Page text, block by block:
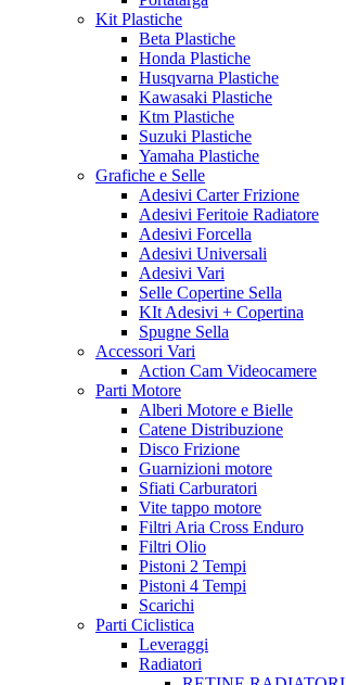
Kit Plastiche
Beta Plastiche
Honda Plastiche
Husqvarna Plastiche
Kawasaki Plastiche
Ktm Plastiche
Suzuki Plastiche
Yamaha Plastiche
Grafiche e Selle
Adesivi Carter Frizione
Adesivi Feritoie Radiatore
Adesivi Forcella
Adesivi Universali
Adesivi Vari
Selle Copertine Sella
KIt Adesivi + Copertina
Spugne Sella
Accessori Vari
Action Cam Videocamere
Parti Motore
Alberi Motore e Bielle
Catene Distribuzione
Disco Frizione
Guarnizioni motore
Sfiati Carburatori
Vite tappo motore
Filtri Aria Cross Enduro
Filtri Olio
Pistoni 2 Tempi
Pistoni 4 Tempi
Scarichi
Parti Ciclistica
Leveraggi
Radiatori